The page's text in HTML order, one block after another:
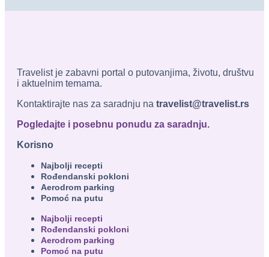
Travelist je zabavni portal o putovanjima, životu, društvu
i aktuelnim temama.
Kontaktirajte nas za saradnju na travelist@travelist.rs
Pogledajte i posebnu ponudu za saradnju.
Korisno
Najbolji recepti
Rođendanski pokloni
Aerodrom parking
Pomoć na putu
Najbolji recepti
Rođendanski pokloni
Aerodrom parking
Pomoć na putu